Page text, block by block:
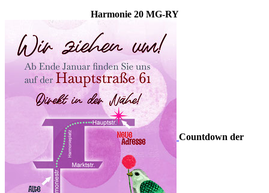
Harmonie 20 MG-RY
Countdown der